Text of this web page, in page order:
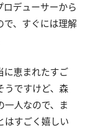
デューサーから
で、すぐには理解
に恵まれたすご
うですけど、森
一人なので、ま
はすごく嬉しい